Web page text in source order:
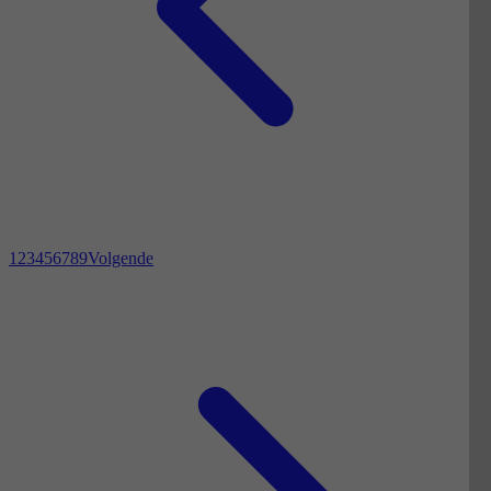
1 23456789Volgende